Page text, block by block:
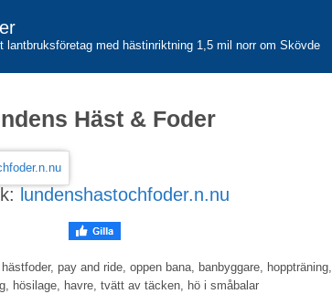
lantbruksföretag med hästinriktning 1,5 mil norr om Skövde
Häst & Foder
lundenshastochfoder.n.nu
pay and ride, oppen bana, banbyggare, hoppträning,
hösilage, havre, tvätt av täcken, hö i småbalar